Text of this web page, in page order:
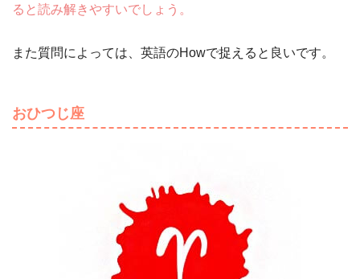
ると読み解きやすいでしょう。
また質問によっては、英語のHowで捉えると良いです。
おひつじ座